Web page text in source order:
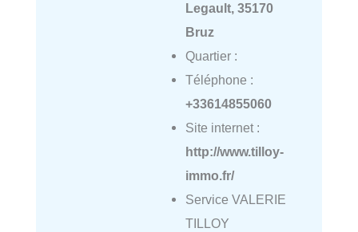
Legault, 35170
Bruz
Quartier :
Téléphone :
+33614855060
Site internet :
http://www.tilloy-
immo.fr/
Service VALERIE
TILLOY